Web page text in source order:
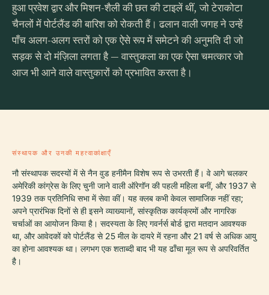
हुआ प्रवेश द्वार और मिशन-शैली की छत की टाइलें थीं, जो टेराकोटा
चैनलों में पोर्टलैंड की बारिश को रोकती हैं। ढलान वाली जगह ने उन्हें
पाँच अलग-अलग स्तरों को एक ऐसे रूप में समेटने की अनुमति दी जो
सड़क से दो मंज़िला लगता है — वास्तुकला का एक ऐसा चमत्कार जो
आज भी आने वाले वास्तुकारों को प्रभावित करता है।
संस्थापक और उनकी महत्वाकांक्षाएँ
नौ संस्थापक सदस्यों में से नैन वुड हनीमैन विशेष रूप से उभरती हैं। वे आगे चलकर
अमेरिकी कांग्रेस के लिए चुनी जाने वाली ऑरेगॉन की पहली महिला बनीं, और 1937 से
1939 तक प्रतिनिधि सभा में सेवा कीं। यह क्लब कभी केवल सामाजिक नहीं रहा;
अपने प्रारंभिक दिनों से ही इसने व्याख्यानों, सांस्कृतिक कार्यक्रमों और नागरिक
चर्चाओं का आयोजन किया है। सदस्यता के लिए गवर्नर्स बोर्ड द्वारा मतदान आवश्यक
था, और आवेदकों को पोर्टलैंड से 25 मील के दायरे में रहना और 21 वर्ष से अधिक आयु
का होना आवश्यक था। लगभग एक शताब्दी बाद भी यह ढाँचा मूल रूप से अपरिवर्तित
है।